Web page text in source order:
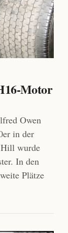
Motor
Owen
in der
Hill wurde
In den
Plätze